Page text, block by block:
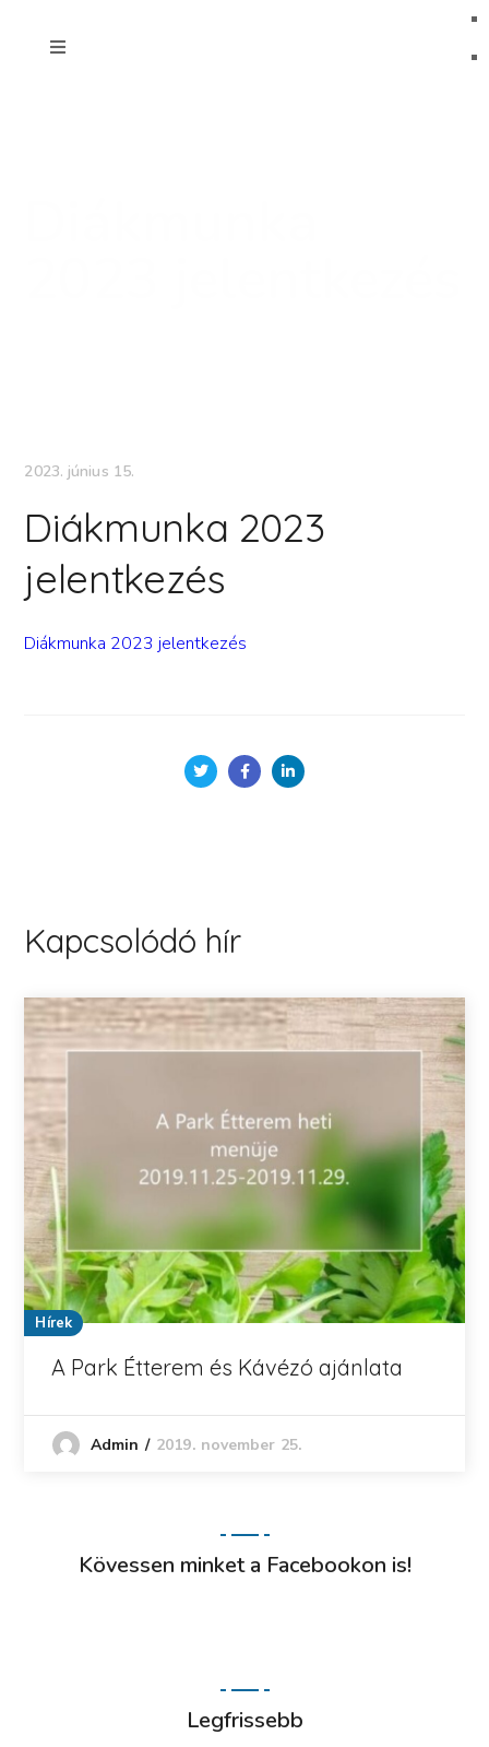
2023. június 15.
Diákmunka 2023
jelentkezés
Diákmunka 2023 jelentkezés
Kapcsolódó hír
Hírek
A Park Étterem és Kávézó ajánlata
Admin 2019. november 25.
Kövessen minket a Facebookon is!
Legfrissebb